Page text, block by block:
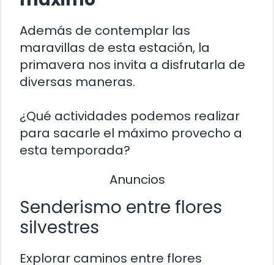
Además de contemplar las
maravillas de esta estación, la
primavera nos invita a disfrutarla de
diversas maneras.
¿Qué actividades podemos realizar
para sacarle el máximo provecho a
esta temporada?
Anuncios
Senderismo entre flores
silvestres
Explorar caminos entre flores